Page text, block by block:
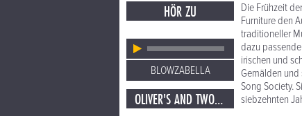
HÖR ZU
BLOWZABELLA
OLIVER'S AND TWO BEERS
Die Frühzeit
Furniture den
traditioneller
dazu
irischen und
Gemälden
Song Society.
siebzehnten